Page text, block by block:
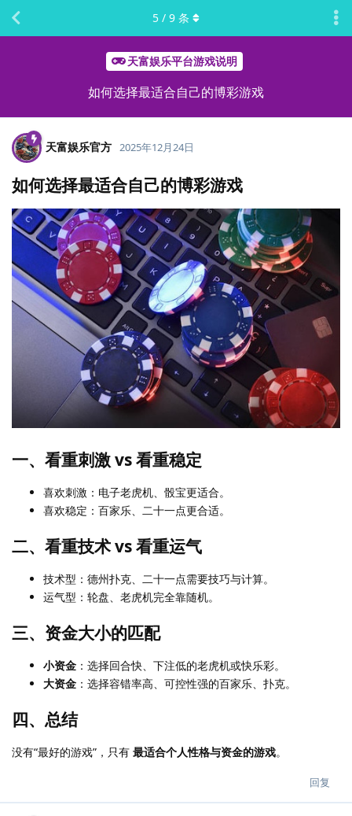
天富娱乐平台游戏说明
如何选择最适合自己的博彩游戏
5 / 9 条
天富娱乐官方 2025年12月24日
如何选择最适合自己的博彩游戏
一、看重刺激 vs 看重稳定
喜欢刺激：电子老虎机、骰宝更适合。
喜欢稳定：百家乐、二十一点更合适。
二、看重技术 vs 看重运气
技术型：德州扑克、二十一点需要技巧与计算。
运气型：轮盘、老虎机完全靠随机。
三、资金大小的匹配
小资金 ：选择回合快、下注低的老虎机或快乐彩。
大资金 ：选择容错率高、可控性强的百家乐、扑克。
四、总结
没有“最好的游戏”，只有 最适合个人性格与资金的游戏。
回复